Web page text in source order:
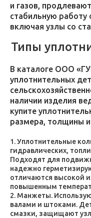
и газов,
стабильную работу
включая узлы со
Типы
В каталоге ООО
уплотнительных
наличии изделия
купите
размера, толщины
Уплотнительные
гидравлических,
Подходят для
надежно
отличаются высокой
повышенным
Манжеты.
валами и штоками.
смазки, защищают